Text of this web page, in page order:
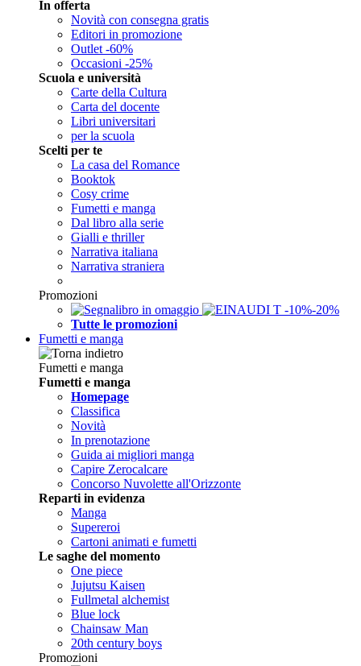
In offerta
Novità con consegna gratis
Editori in promozione
Outlet -60%
Occasioni -25%
Scuola e università
Carte della Cultura
Carta del docente
Libri universitari
per la scuola
Scelti per te
La casa del Romance
Booktok
Cosy crime
Fumetti e manga
Dal libro alla serie
Gialli e thriller
Narrativa italiana
Narrativa straniera
Promozioni
Tutte le promozioni
Fumetti e manga
Fumetti e manga
Fumetti e manga
Homepage
Classifica
Novità
In prenotazione
Guida ai migliori manga
Capire Zerocalcare
Concorso Nuvolette all'Orizzonte
Reparti in evidenza
Manga
Supereroi
Cartoni animati e fumetti
Le saghe del momento
One piece
Jujutsu Kaisen
Fullmetal alchemist
Blue lock
Chainsaw Man
20th century boys
Promozioni